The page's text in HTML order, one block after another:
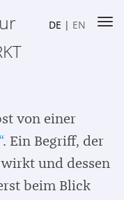
DE | EN
von einer
. Ein Begriff, der
und dessen
beim Blick